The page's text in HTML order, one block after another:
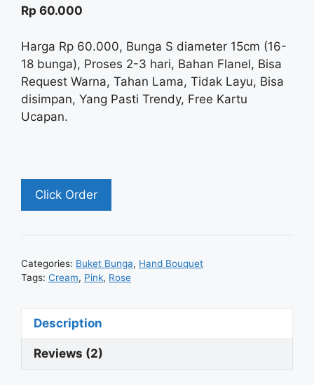
5
Rp 60.000
Harga Rp 60.000, Bunga S diameter 15cm (16-
18 bunga), Proses 2-3 hari, Bahan Flanel, Bisa
Request Warna, Tahan Lama, Tidak Layu, Bisa
disimpan, Yang Pasti Trendy, Free Kartu
Ucapan.
Click Order
Categories: Buket Bunga, Hand Bouquet
Tags: Cream, Pink, Rose
Description
Reviews (2)